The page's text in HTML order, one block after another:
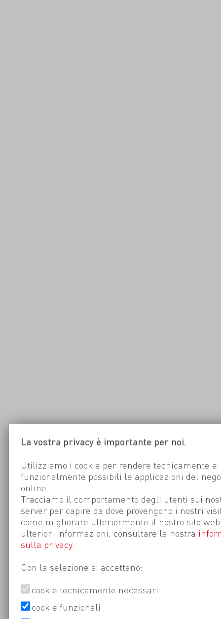
La vostra privacy è importante per noi.
Utilizziamo i cookie per rendere tecnicamente e
funzionalmente possibili le applicazioni del
online.
Tracciamo il comportamento degli utenti sui
server per capire da dove provengono i nostri
come migliorare ulteriormente il nostro sito
ulteriori informazioni, consultare la nostra
sulla privacy.
Con la selezione si accettano:
cookie tecnicamente necessari
cookie funzionali